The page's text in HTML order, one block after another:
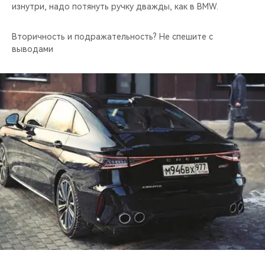
изнутри, надо потянуть ручку дважды, как в BMW.
Вторичность и подражательность? Не спешите с
выводами